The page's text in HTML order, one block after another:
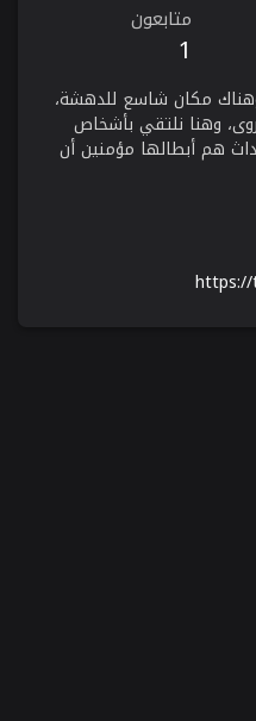
متابعون
1
وهناك مكان شاسع للدهشة،
وهنا نلتقي بأشخاص
هم أبطالها مؤمنين أن